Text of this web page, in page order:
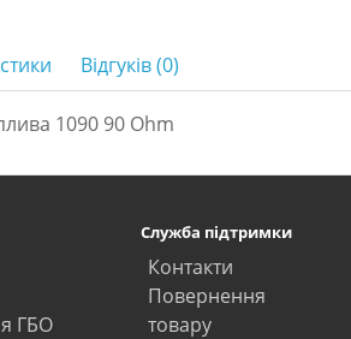
Відгуків (0)
1090 90 Ohm
ГБО
Служба підтримки
Контакти
Повернення
товару